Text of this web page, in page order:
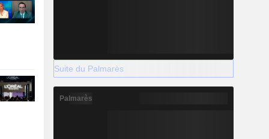
Suite du Palmarès
Palmarès